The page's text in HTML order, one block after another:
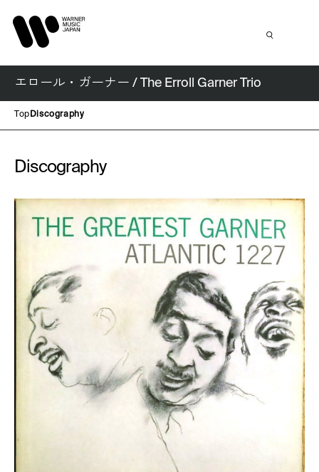
エロール・ガーナー / The Erroll Garner Trio
Top Discography
Discography